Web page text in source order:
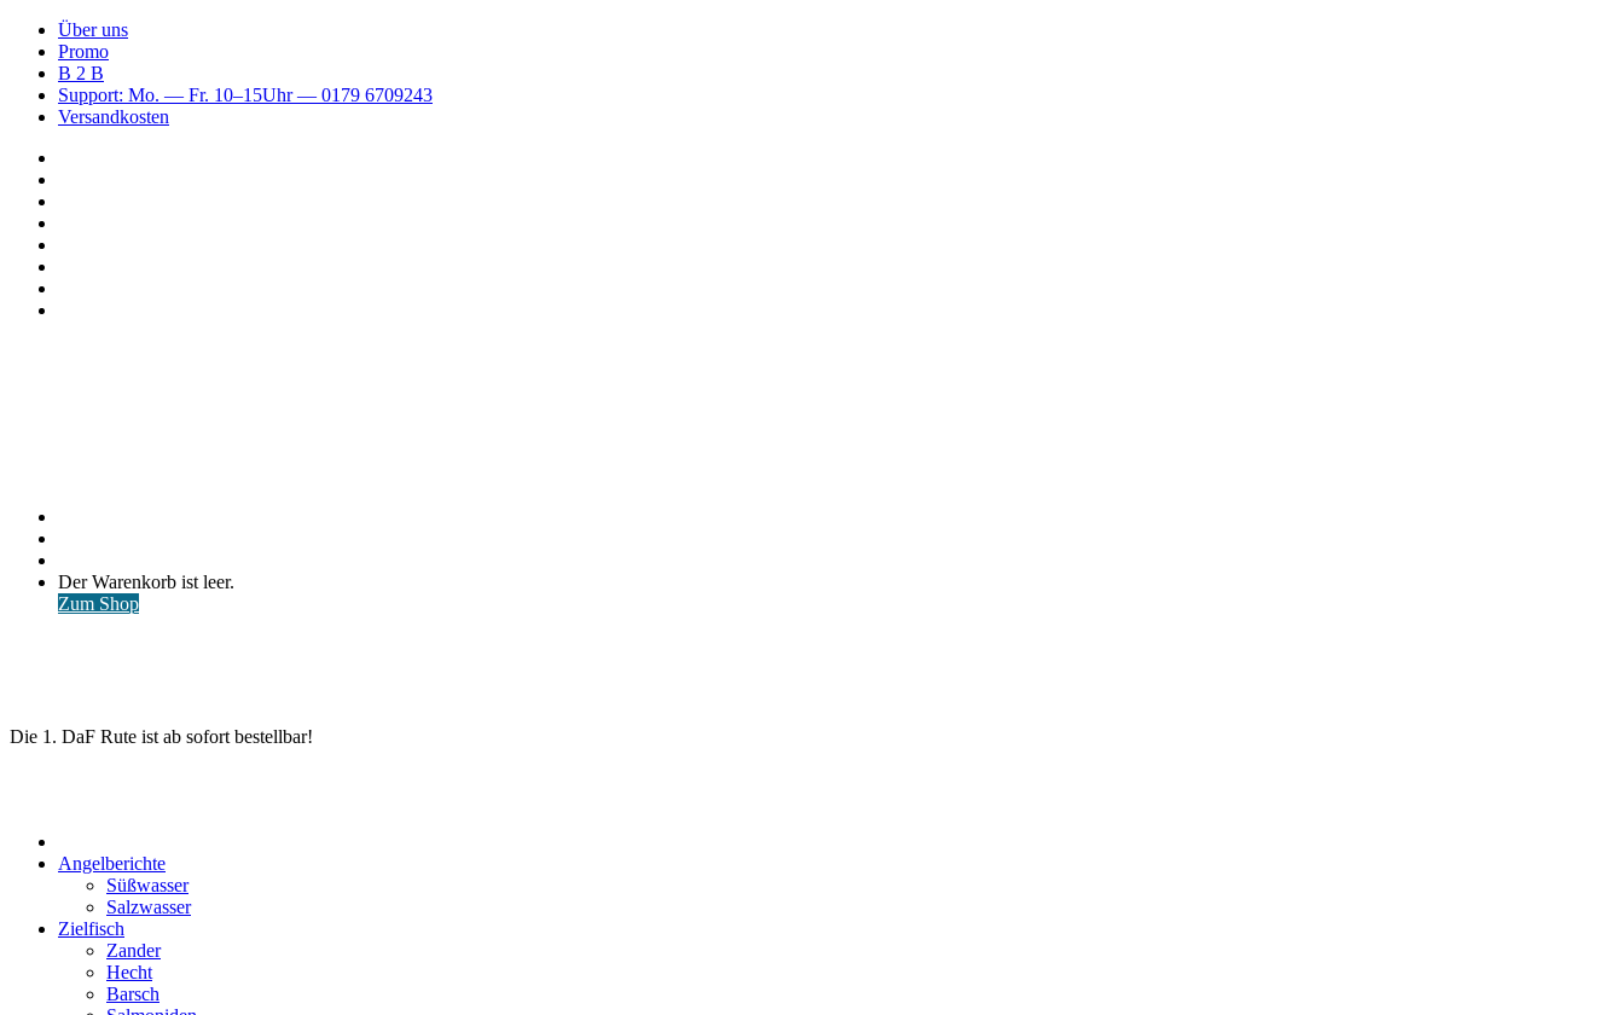
Über uns
Promo
B 2 B
Support: Mo. — Fr. 10–15Uhr — 0179 6709243
Versandkosten
Warenkorb
ansehen
Der Warenkorb ist leer.
Zum Shop
Die 1. DaF Rute ist ab sofort bestellbar!
Angelberichte
Süßwasser
Salzwasser
Zielfisch
Zander
Hecht
Barsch